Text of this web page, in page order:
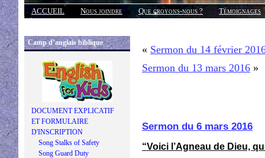
ACCUEIL Nous joindre Que croyons-nous ?
Témoignages
Réponses
Camp d’anglais biblique
DOCUMENT EXPLICATIF
ET FORMULAIRE
D'INSCRIPTION
Song Stalks of Safety
Song Guard Duty
« Sermon du 14 février
Sermon du 13 mars 2016 »
Sermon du 6 mars 2016
“Voici l’Agneau de Dieu,